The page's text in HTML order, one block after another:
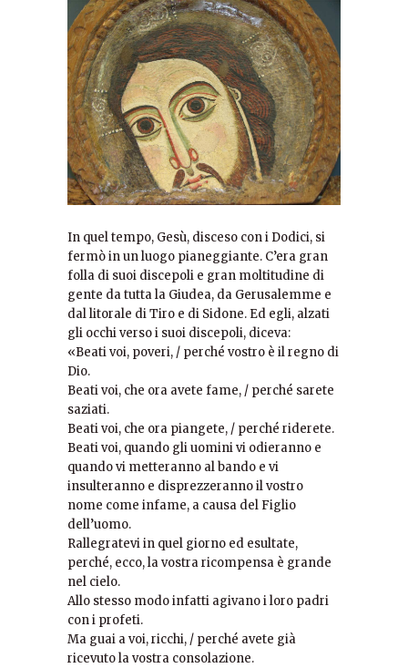
In quel tempo, Gesù, disceso con i Dodici, si
fermò in un luogo pianeggiante. C’era gran
folla di suoi discepoli e gran moltitudine di
gente da tutta la Giudea, da Gerusalemme e
dal litorale di Tiro e di Sidone. Ed egli, alzati
gli occhi verso i suoi discepoli, diceva:
«Beati voi, poveri, / perché vostro è il regno di
Dio.
Beati voi, che ora avete fame, / perché sarete
saziati.
Beati voi, che ora piangete, / perché riderete.
Beati voi, quando gli uomini vi odieranno e
quando vi metteranno al bando e vi
insulteranno e disprezzeranno il vostro
nome come infame, a causa del Figlio
dell’uomo.
Rallegratevi in quel giorno ed esultate,
perché, ecco, la vostra ricompensa è grande
nel cielo.
Allo stesso modo infatti agivano i loro padri
con i profeti.
Ma guai a voi, ricchi, / perché avete già
ricevuto la vostra consolazione.